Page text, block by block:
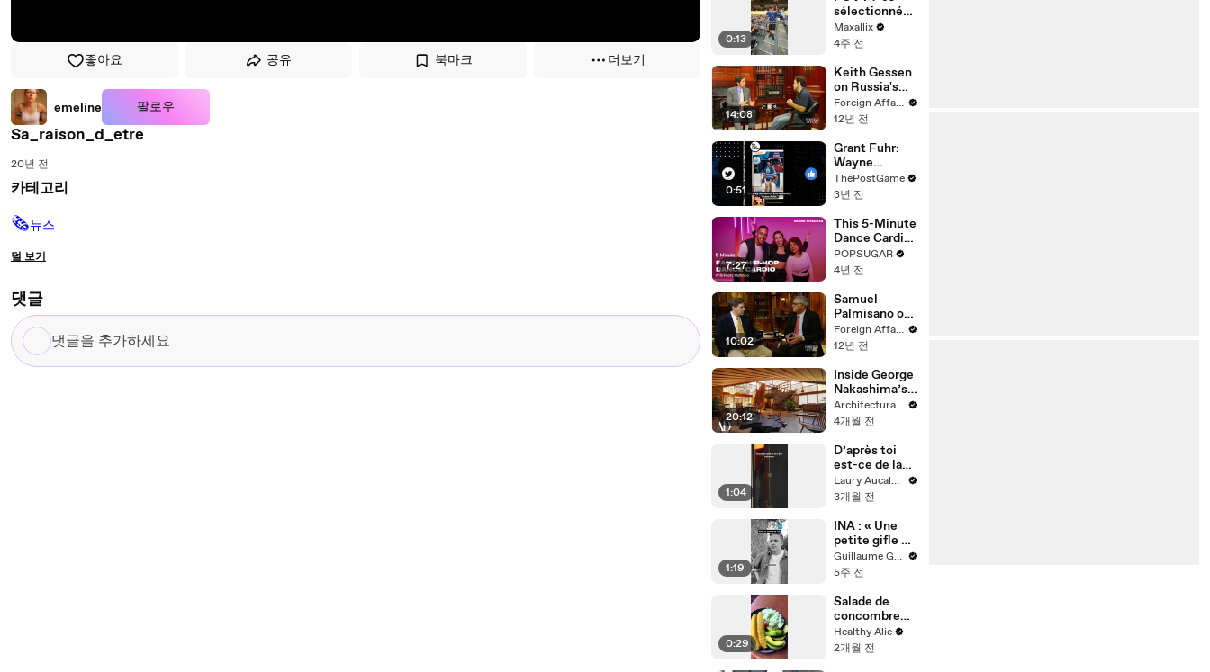
좋아요 공유 북마크 더보기
emeline 팔로우
Sa_raison_d_etre
20년 전
카테고리
🗞뉴스
덜 보기
댓글
댓
글
0:13
sélectionné
en Équipe de
France contre
🇫🇷🇵🇾
Maxallix
4주 전
14:08
Keith Gessen
on Russia's
Soviet
Legacy
Foreign Affairs
12년 전
0:51
Grant Fuhr:
Wayne
Gretzky's
Favorite
Of All Time
ThePostGame
3년 전
7:27
This 5-Minute
Dance Cardio
Workout Is a
Blast For the
POPSUGAR
4년 전
10:02
Samuel
Palmisano on
Cybersecurity
&
Foreign Affairs
12년 전
20:12
Inside George
Nakashima’s
Japanese-
Style Home &
Architectural Digest
4개월 전
1:04
D’après toi
est-ce de la
trahison ? 👀
Laury Aucalme
3개월 전
1:19
INA : « Une
petite gifle de
temps en
temps, ça va »
Guillaume Genou
5주 전
0:29
Salade de
concombre
antillaise
Healthy Alie
2개월 전